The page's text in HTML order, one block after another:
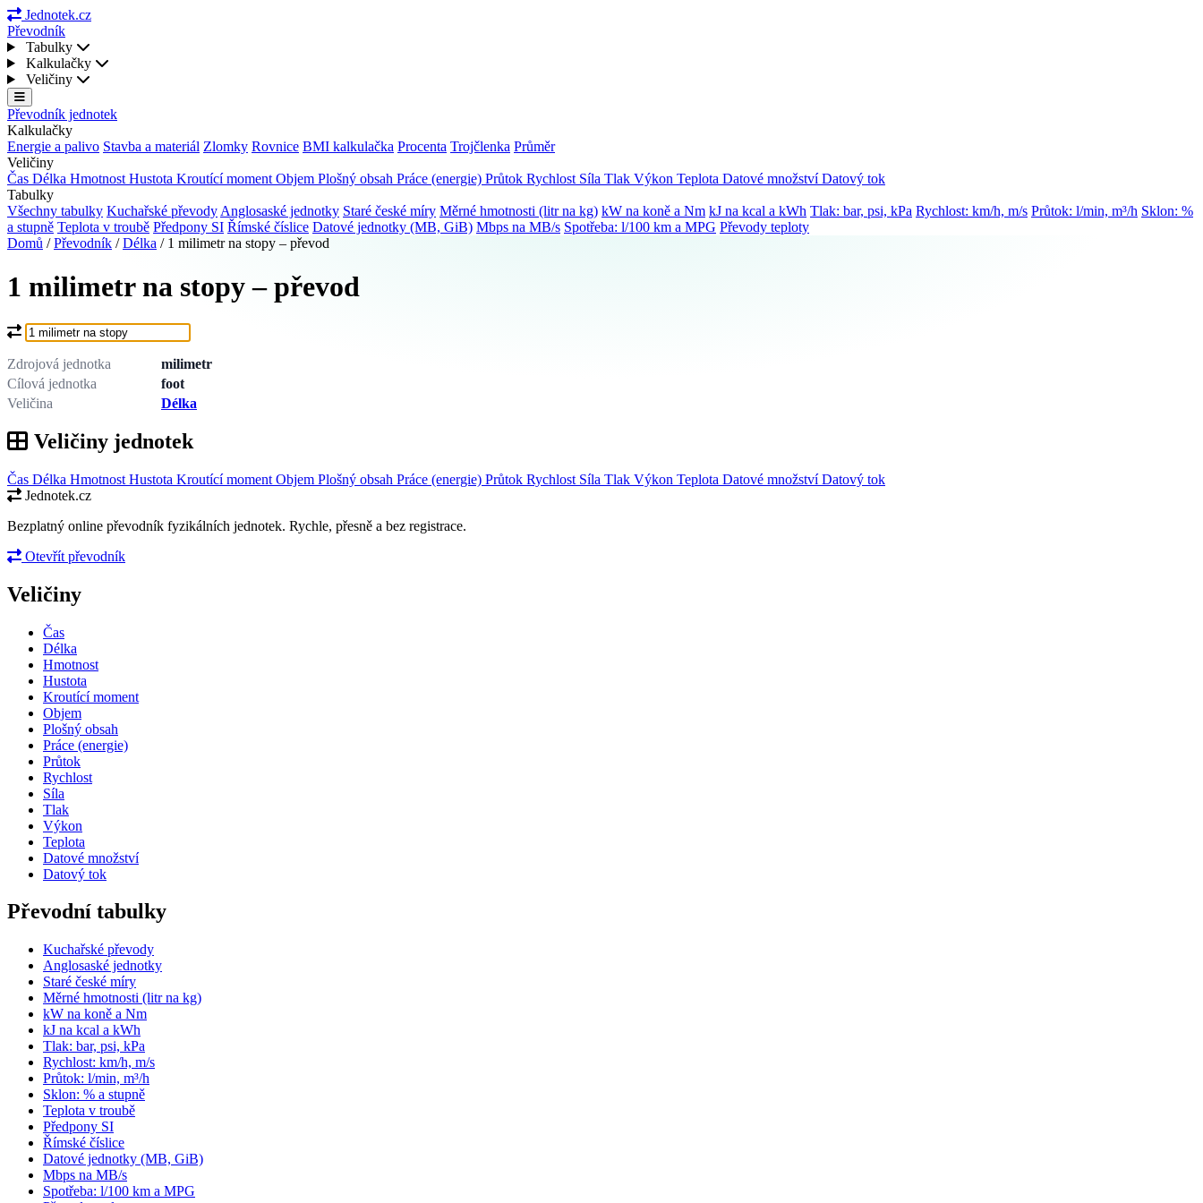
Jednotek.cz
Převodník
Tabulky
Kalkulačky
Veličiny
Převodník jednotek
Kalkulačky
Energie a palivo Stavba a materiál Zlomky Rovnice BMI kalkulačka Procenta Trojčlenka Průměr
Veličiny
Čas Délka Hmotnost Hustota Kroutící moment Objem Plošný obsah Práce (energie) Průtok Rychlost Síla Tlak Výkon Teplota Datové množstvíDatový tok
Tabulky
Všechny tabulky Kuchařské převody Anglosaské jednotky Staré české míry Měrné hmotnosti (litr na kg) kW na koně a Nm kJ na kcal a kWh Tlak: bar, psi, kPa Rychlost: km/h, m/s Průtok: l/min, m³/h Sklon: %
a stupně Teplota v troubě Předpony SI Římské číslice Datové jednotky (MB, GiB) Mbps na MB/s Spotřeba: l/100 km a MPG Převody teploty
Domů / Převodník / Délka / 1 milimetr na stopy – převod
1 milimetr na stopy – převod
Co chcete převést?
Zdrojová jednotka
milimetr
Cílová jednotka
foot
Veličina
Délka
Veličiny jednotek
Čas Délka Hmotnost Hustota Kroutící moment Objem Plošný obsah Práce (energie) Průtok Rychlost Síla Tlak Výkon Teplota Datové množstvíDatový tok
Jednotek.cz
Bezplatný online převodník fyzikálních jednotek. Rychle, přesně a bez registrace.
Otevřít převodník
Veličiny
Čas
Délka
Hmotnost
Hustota
Kroutící moment
Objem
Plošný obsah
Práce (energie)
Průtok
Rychlost
Síla
Tlak
Výkon
Teplota
Datové množství
Datový tok
Převodní tabulky
Kuchařské převody
Anglosaské jednotky
Staré české míry
Měrné hmotnosti (litr na kg)
kW na koně a Nm
kJ na kcal a kWh
Tlak: bar, psi, kPa
Rychlost: km/h, m/s
Průtok: l/min, m³/h
Sklon: % a stupně
Teplota v troubě
Předpony SI
Římské číslice
Datové jednotky (MB, GiB)
Mbps na MB/s
Spotřeba: l/100 km a MPG